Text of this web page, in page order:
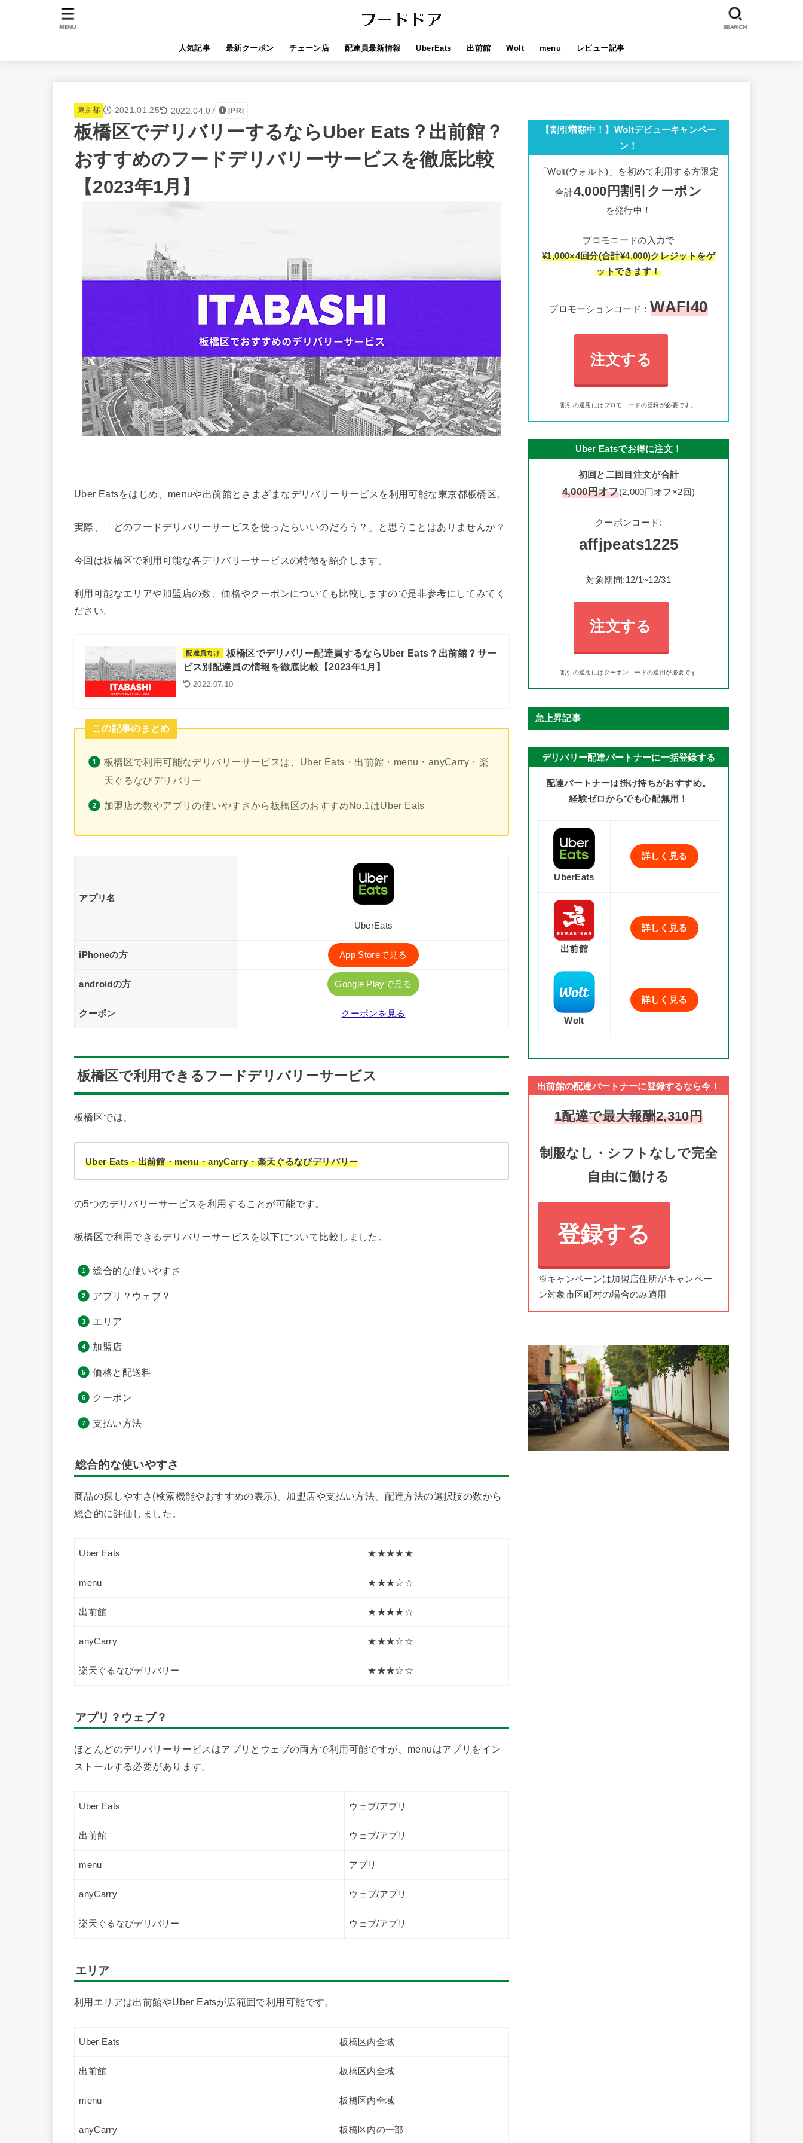
人気記事 最新クーポン チェーン店 配達員最新情報 UberEats 出前館 Wolt menu レビュー記事
SEARCH
MENU
東京都 2021.01.25 2022.04.07 [PR]
板橋区でデリバリーするならUber Eats？出前館？
おすすめのフードデリバリーサービスを徹底比較
【2023年1月】
Uber Eatsをはじめ、menuや出前館とさまざまなデリバリーサービスを利用可能な東京都板橋区。
実際、「どのフードデリバリーサービスを使ったらいいのだろう？」と思うことはありませんか？
今回は板橋区で利用可能な各デリバリーサービスの特徴を紹介します。
利用可能なエリアや加盟店の数、価格やクーポンについても比較しますので是非参考にしてみてく
ださい。
配達員向け
板橋区でデリバリー配達員するならUber Eats？出前館？サー
ビス別配達員の情報を徹底比較【2023年1月】
2022.07.10
この記事のまとめ
板橋区で利用可能なデリバリーサービスは、Uber Eats・出前館・menu・anyCarry・楽
天ぐるなびデリバリー
加盟店の数やアプリの使いやすさから板橋区のおすすめNo.1はUber Eats
アプリ名
UberEats
iPhoneの方 App Storeで見る
androidの方 Google Playで見る
クーポン クーポンを見る
板橋区で利用できるフードデリバリーサービス
板橋区では、
Uber Eats・出前館・menu・anyCarry・楽天ぐるなびデリバリー
の5つのデリバリーサービスを利用することが可能です。
板橋区で利用できるデリバリーサービスを以下について比較しました。
総合的な使いやすさ
アプリ？ウェブ？
エリア
加盟店
価格と配送料
クーポン
支払い方法
総合的な使いやすさ
商品の探しやすさ(検索機能やおすすめの表示)、加盟店や支払い方法、配達方法の選択肢の数から
総合的に評価しました。
Uber Eats ★★★★★
menu ★★★☆☆
出前館 ★★★★☆
anyCarry ★★★☆☆
楽天ぐるなびデリバリー ★★★☆☆
アプリ？ウェブ？
ほとんどのデリバリーサービスはアプリとウェブの両方で利用可能ですが、menuはアプリをイン
ストールする必要があります。
Uber Eats ウェブ/アプリ
出前館 ウェブ/アプリ
menu アプリ
anyCarry ウェブ/アプリ
楽天ぐるなびデリバリー ウェブ/アプリ
エリア
利用エリアは出前館やUber Eatsが広範囲で利用可能です。
Uber Eats 板橋区内全域
出前館 板橋区内全域
menu 板橋区内全域
anyCarry 板橋区内の一部
【割引増額中！】Woltデビューキャンペー
ン！
「Wolt(ウォルト)」を初めて利用する方限定
合計4,000円割引クーポン
を発行中！
プロモコードの入力で
¥1,000×4回分(合計¥4,000)クレジットをゲ
ットできます！
プロモーションコード： WAFI40
注文する
割引の適用にはプロモコードの登録が必要です。
Uber Eatsでお得に注文！
初回と二回目注文が合計
4,000円オフ(2,000円オフ×2回)
クーポンコード:
affjpeats1225
対象期間:12/1~12/31
注文する
割引の適用にはクーポンコードの適用が必要です
急上昇記事
デリバリー配達パートナーに一括登録する
配達パートナーは掛け持ちがおすすめ。
経験ゼロからでも心配無用！
UberEats
詳しく見る
出前館
詳しく見る
Wolt
詳しく見る
出前館の配達パートナーに登録するなら今！
1配達で最大報酬2,310円
制服なし・シフトなしで完全
自由に働ける
登録する
※キャンペーンは加盟店住所がキャンペー
ン対象市区町村の場合のみ適用